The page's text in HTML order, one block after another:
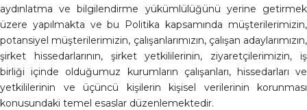
aydınlatma ve bilgilendirme yükümlülüğünü yerine getirmek
üzere yapılmakta ve bu Politika kapsamında müşterilerimizin,
potansiyel müşterilerimizin, çalışanlarımızın, çalışan adaylarımızın,
şirket hissedarlarının, şirket yetkililerinin, ziyaretçilerimizin, iş
birliği içinde olduğumuz kurumların çalışanları, hissedarları ve
yetkililerinin ve üçüncü kişilerin kişisel verilerinin korunması
konusundaki temel esaslar düzenlemektedir.